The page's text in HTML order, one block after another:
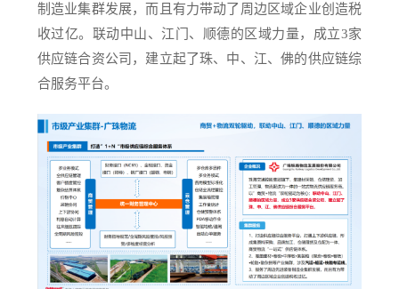
制造业集群发展，而且有力带动了周边区域企业创造税
收过亿。联动中山、江门、顺德的区域力量，成立3家
供应链合资公司，建立起了珠、中、江、佛的供应链综
合服务平台。